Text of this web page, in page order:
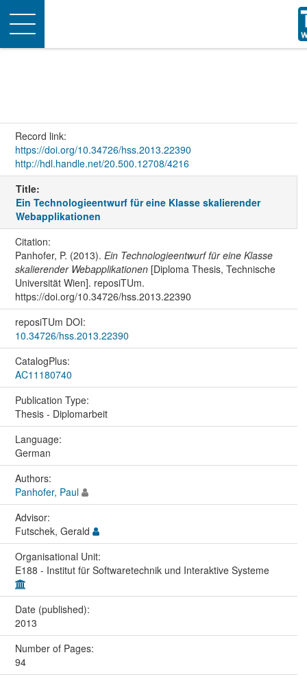
Toggle
navigation
Record link:
https://doi.org/10.34726/hss.2013.22390
http://hdl.handle.net/20.500.12708/4216
Title:
Ein Technologieentwurf für eine Klasse skalierender
Webapplikationen
Citation:
Panhofer, P. (2013). Ein Technologieentwurf für eine Klasse
skalierender Webapplikationen[Diploma Thesis, Technische
Universität Wien]. reposiTUm.
https://doi.org/10.34726/hss.2013.22390
reposiTUm DOI:
10.34726/hss.2013.22390
CatalogPlus:
AC11180740
Publication Type:
Thesis - Diplomarbeit
Language:
German
Authors:
Panhofer, Paul
Advisor:
Futschek, Gerald
Organisational Unit:
E188 - Institut für Softwaretechnik und Interaktive Systeme
Date (published):
2013
Number of Pages:
94